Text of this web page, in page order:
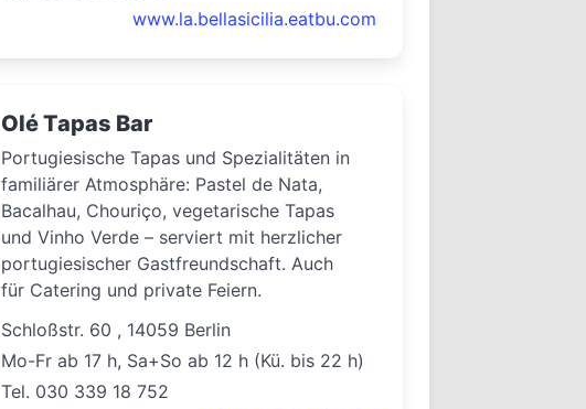
www.la.bellasicilia.eatbu.com
Olé Tapas Bar
Portugiesische Tapas und Spezialitäten in
familiärer Atmosphäre: Pastel de Nata,
Bacalhau, Chouriço, vegetarische Tapas
und Vinho Verde – serviert mit herzlicher
portugiesischer Gastfreundschaft. Auch
für Catering und private Feiern.
Schloßstr. 60 , 14059 Berlin
Mo-Fr ab 17 h, Sa+So ab 12 h (Kü. bis 22 h)
Tel. 030 339 18 752